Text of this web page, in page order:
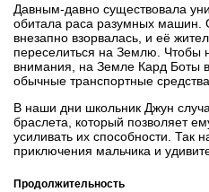
Давным-давно существовала
обитала раса разумных машин.
внезапно взорвалась, и её
переселиться на Землю. Чтобы
внимания, на Земле Кард Боты
обычные транспортные средства.
В наши дни школьник Джун
браслета, который позволяет
усиливать их способности. Так
приключения мальчика и
Продолжительность